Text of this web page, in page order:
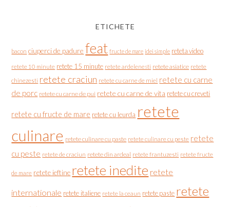
ETICHETE
bacon ciuperci de padure feat fructe de mare idei simple reteta video
retete 10 minute retete 15 minute retete ardelenesti retete asiatice retete
chinezesti retete craciun retete cu carne de miel retete cu carne
de porc retete cu carne de pui retete cu carne de vita retete cu creveti
retete cu fructe de mare retete cu leurda retete
culinare retete culinare cu paste retete culinare cu peste retete
cu peste retete de craciun retete din ardeal retete frantuzesti retete fructe
de mare retete ieftine retete inedite retete
internationale retete italiene retete la ceaun retete paste retete